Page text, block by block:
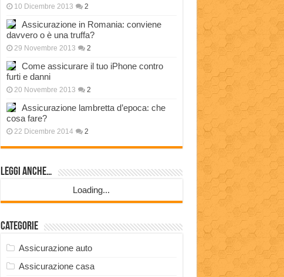
10 Dicembre 2013 2
Assicurazione in Romania: conviene
davvero o è una truffa?
29 Novembre 2013 2
Come assicurare il tuo iPhone contro
furti e danni
20 Novembre 2013 2
Assicurazione lambretta d’epoca: che
cosa fare?
22 Dicembre 2014 2
Leggi anche…
Loading...
Categorie
Assicurazione auto
Assicurazione casa